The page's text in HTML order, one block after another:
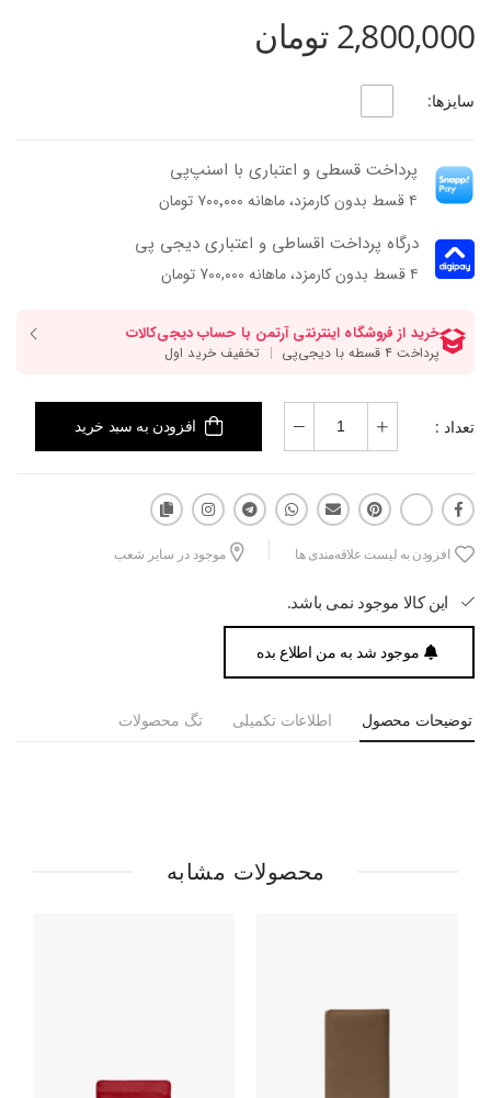
2,800,000 تومان
سایزها:
پرداخت قسطی و اعتباری با اسنپ‌پی
۴ قسط بدون کارمزد، ماهانه ۷۰۰٬۰۰۰ تومان
درگاه پرداخت اقساطی و اعتباری دیجی پی
۴ قسط بدون کارمزد، ماهانه 700,000 تومان
تعداد : افزودن به سبد خرید
افزودن به لیست علاقه‌مندی ها موجود در سایر شعب
این کالا موجود نمی باشد.
موجود شد به من اطلاع بده
توضیحات محصول اطلاعات تکمیلی تگ محصولات
محصولات مشابه